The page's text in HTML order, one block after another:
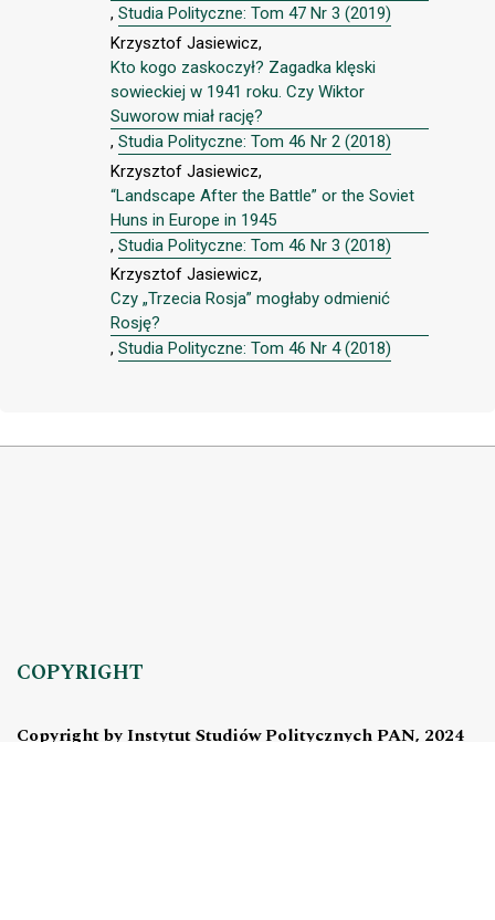
, Studia Polityczne: Tom 47 Nr 3 (2019)
Krzysztof Jasiewicz,
Kto kogo zaskoczył? Zagadka klęski
sowieckiej w 1941 roku. Czy Wiktor
Suworow miał rację?
, Studia Polityczne: Tom 46 Nr 2 (2018)
Krzysztof Jasiewicz,
“Landscape After the Battle” or the Soviet
Huns in Europe in 1945
, Studia Polityczne: Tom 46 Nr 3 (2018)
Krzysztof Jasiewicz,
Czy „Trzecia Rosja” mogłaby odmienić
Rosję?
, Studia Polityczne: Tom 46 Nr 4 (2018)
COPYRIGHT
Copyright by Instytut Studiów Politycznych PAN, 2024